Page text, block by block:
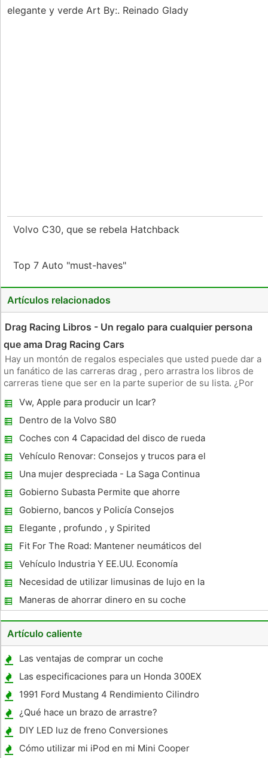
elegante y verde Art By:. Reinado Glady
Volvo C30, que se rebela Hatchback
Top 7 Auto "must-haves"
Artículos relacionados
Drag Racing Libros - Un regalo para cualquier persona
que ama Drag Racing Cars
Hay un montón de regalos especiales que usted puede dar a
un fanático de las carreras drag , pero arrastra los libros de
carreras tiene que ser en la parte superior de su lista. ¿Por
la información viene la fuerza. ¿Qué diablos estoy entus
Vw, Apple para producir un Icar?
Dentro de la Volvo S80
Coches con 4 Capacidad del disco de rueda
Vehículo Renovar: Consejos y trucos para el
éxito
Una mujer despreciada - La Saga Continua
de un pescado de carro
Gobierno Subasta Permite que ahorre
Gobierno, bancos y Policía Consejos
subasta Coche
Elegante , profundo , y Spirited
Fit For The Road: Mantener neumáticos del
coche en la forma
Vehículo Industria Y EE.UU. Economía
Necesidad de utilizar limusinas de lujo en la
boda
Maneras de ahorrar dinero en su coche
Artículo caliente
Las ventajas de comprar un coche
Las especificaciones para un Honda 300EX
1991 Ford Mustang 4 Rendimiento Cilindro
¿Qué hace un brazo de arrastre?
DIY LED luz de freno Conversiones
Cómo utilizar mi iPod en mi Mini Cooper